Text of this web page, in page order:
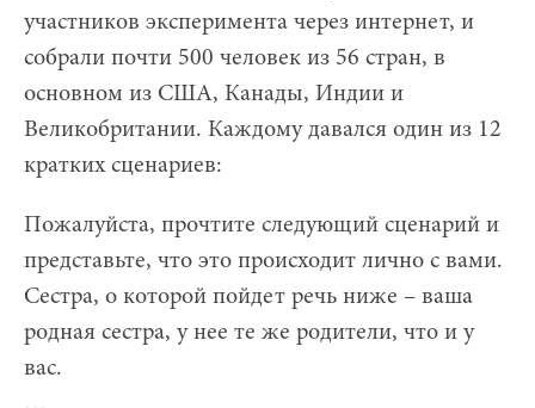
участников эксперимента через интернет, и
собрали почти 500 человек из 56 стран, в
основном из США, Канады, Индии и
Великобритании. Каждому давался один из 12
кратких сценариев:
Пожалуйста, прочтите следующий сценарий и
представьте, что это происходит лично с вами.
Сестра, о которой пойдет речь ниже – ваша
родная сестра, у нее те же родители, что и у
вас.